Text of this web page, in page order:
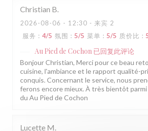
Christian B
2026-08-06 - 12:30 - 来宾 2
服务 : 4/5 氛围 : 5/5 菜单 : 5/5 质价比 :
Au Pied de Cochon 已回复此评论
Bonjour Christian, Merci pour ce beau
cuisine, l'ambiance et le rapport qualité-
conquis. Concernant le service, nous
ferons encore mieux. À très bientôt parmi
du Au Pied de Cochon
Lucette M